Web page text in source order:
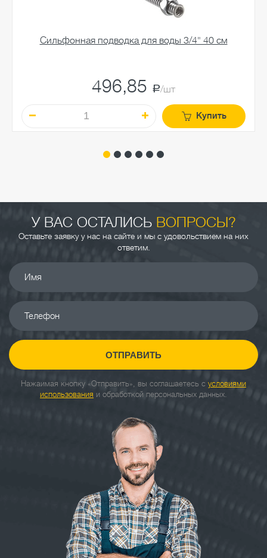
Сильфонная подводка для воды 3/4" 40 см
496,85 a/шт
Купить
У ВАС ОСТАЛИСЬ ВОПРОСЫ?
Оставьте заявку у нас на сайте и мы с удовольствием на них
ответим.
Имя
Телефон
ОТПРАВИТЬ
Нажаимая кнопку «Отправить», вы соглашаетесь с условиями
использования и обработкой персональных данных.